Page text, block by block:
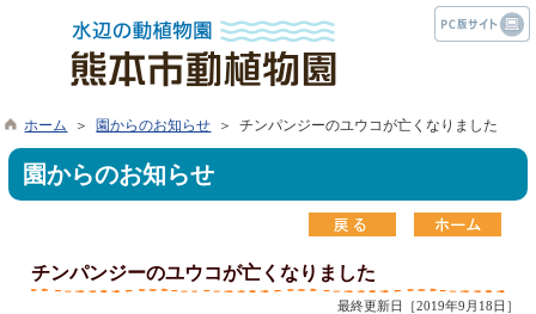
ホーム ＞ 園からのお知らせ ＞ チンパンジーのユウコが亡くなりました
園からのお知らせ
チンパンジーのユウコが亡くなりました
最終更新日［2019年9月18日］